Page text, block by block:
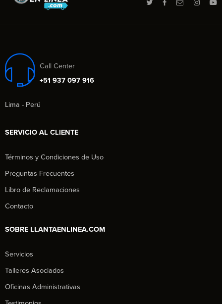
Call Center
+51 937 097 916
Lima - Perú
SERVICIO AL CLIENTE
Términos y Condiciones de Uso
Preguntas Frecuentes
Libro de Reclamaciones
Contacto
SOBRE LLANTAENLINEA.COM
Servicios
Talleres Asociados
Oficinas Administrativas